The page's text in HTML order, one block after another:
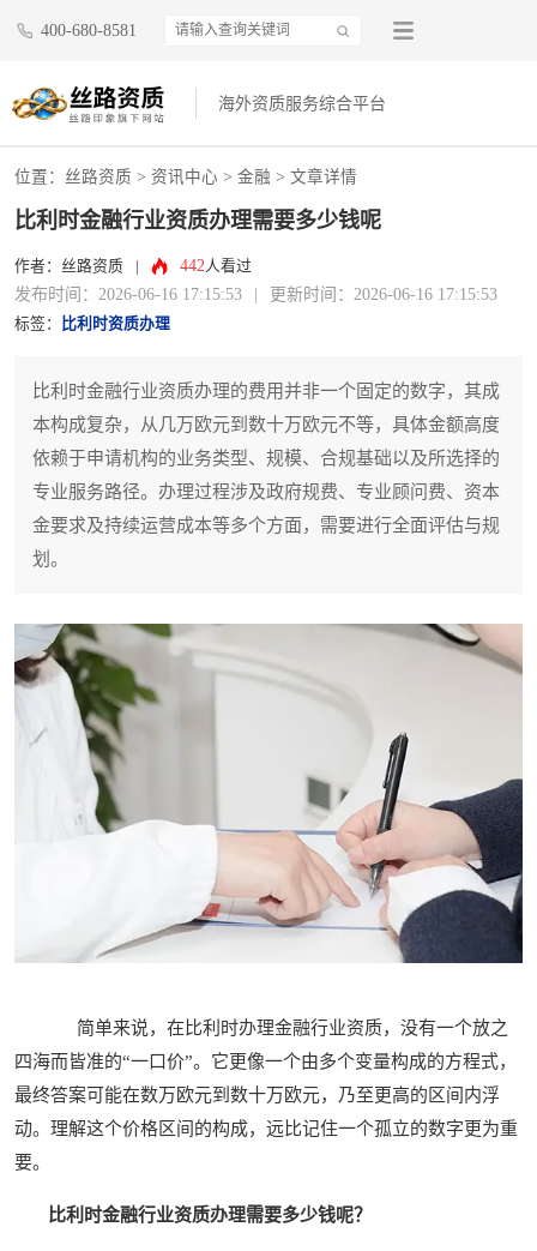
400-680-8581
海外资质服务综合平台
位置： 丝路资质 > 资讯中心 > 金融 > 文章详情
比利时金融行业资质办理需要多少钱呢
作者：丝路资质 442人看过
发布时间：2026-06-16 17:15:53 更新时间：2026-06-16 17:15:53
标签： 比利时资质办理
比利时金融行业资质办理的费用并非一个固定的数字，其成
本构成复杂，从几万欧元到数十万欧元不等，具体金额高度
依赖于申请机构的业务类型、规模、合规基础以及所选择的
专业服务路径。办理过程涉及政府规费、专业顾问费、资本
金要求及持续运营成本等多个方面，需要进行全面评估与规
划。
简单来说，在比利时办理金融行业资质，没有一个放之
四海而皆准的“一口价”。它更像一个由多个变量构成的方程式，
最终答案可能在数万欧元到数十万欧元，乃至更高的区间内浮
动。理解这个价格区间的构成，远比记住一个孤立的数字更为重
要。
比利时金融行业资质办理需要多少钱呢？